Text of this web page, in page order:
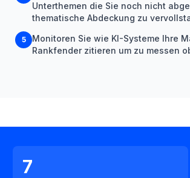
Unterthemen die Sie noch nicht
thematische Abdeckung zu
5
Monitoren Sie wie KI-Systeme Ihre
Rankfender zitieren um zu messen
7